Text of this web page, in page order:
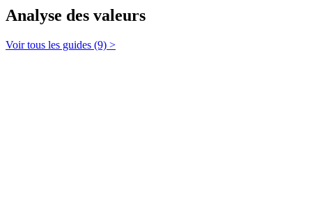
Analyse des valeurs
Voir tous les guides (9) >